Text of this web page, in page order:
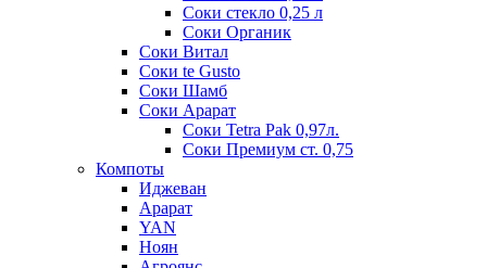
Соки стекло 0,25 л
Соки Органик
Соки Витал
Соки te Gusto
Соки Шамб
Соки Арарат
Соки Tetra Pak 0,97л.
Соки Премиум ст. 0,75
Компоты
Иджеван
Арарат
YAN
Ноян